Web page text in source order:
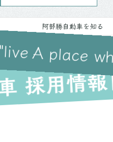
阿部勝自動車を知る
A place